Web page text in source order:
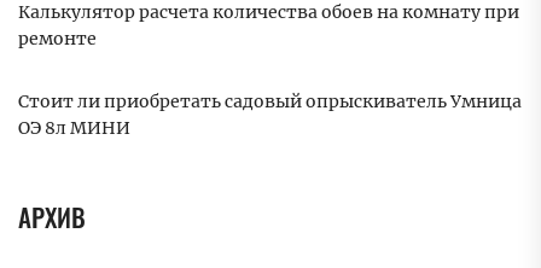
Калькулятор расчета количества обоев на комнату при
ремонте
Стоит ли приобретать садовый опрыскиватель Умница
ОЭ 8л МИНИ
АРХИВ